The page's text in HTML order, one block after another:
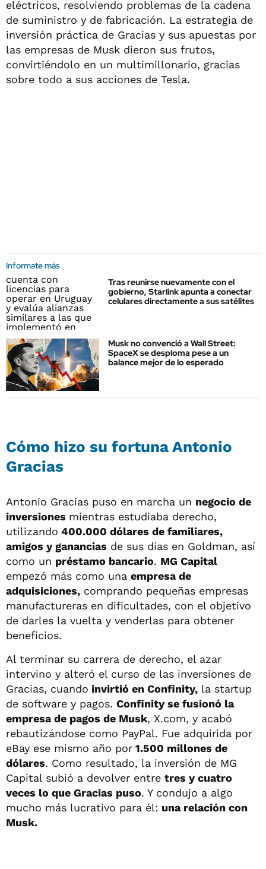
eléctricos, resolviendo problemas de la cadena
de suministro y de fabricación. La estrategia de
inversión práctica de Gracias y sus apuestas por
las empresas de Musk dieron sus frutos,
convirtiéndolo en un multimillonario, gracias
sobre todo a sus acciones de Tesla.
Informate más
Tras reunirse nuevamente con el
gobierno, Starlink apunta a conectar
celulares directamente a sus satélites
Musk no convenció a Wall Street:
SpaceX se desploma pese a un
balance mejor de lo esperado
Cómo hizo su fortuna Antonio
Gracias
Antonio Gracias puso en marcha un negocio de
inversiones mientras estudiaba derecho,
utilizando 400.000 dólares de familiares,
amigos y ganancias de sus días en Goldman, así
como un préstamo bancario. MG Capital
empezó más como una empresa de
adquisiciones, comprando pequeñas empresas
manufactureras en dificultades, con el objetivo
de darles la vuelta y venderlas para obtener
beneficios.
Al terminar su carrera de derecho, el azar
intervino y alteró el curso de las inversiones de
Gracias, cuando invirtió en Confinity, la startup
de software y pagos. Confinity se fusionó la
empresa de pagos de Musk, X.com, y acabó
rebautizándose como PayPal. Fue adquirida por
eBay ese mismo año por 1.500 millones de
dólares. Como resultado, la inversión de MG
Capital subió a devolver entre tres y cuatro
veces lo que Gracias puso. Y condujo a algo
mucho más lucrativo para él: una relación con
Musk.